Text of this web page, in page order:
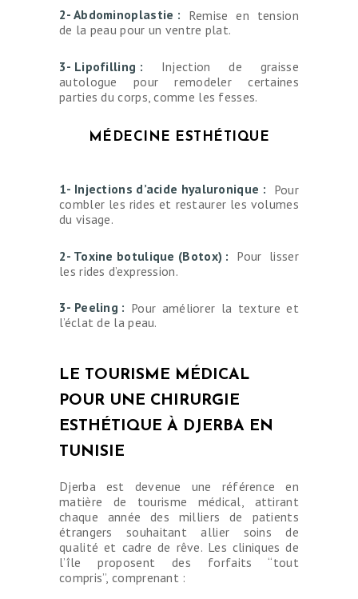
2- Abdominoplastie : Remise en tension
de la peau pour un ventre plat.
3- Lipofilling : Injection de graisse
autologue pour remodeler certaines
parties du corps, comme les fesses.
MÉDECINE ESTHÉTIQUE
1- Injections d’acide hyaluronique : Pour
combler les rides et restaurer les volumes
du visage.
2- Toxine botulique (Botox) : Pour lisser
les rides d’expression.
3- Peeling : Pour améliorer la texture et
l’éclat de la peau.
LE TOURISME MÉDICAL
POUR UNE CHIRURGIE
ESTHÉTIQUE À DJERBA EN
TUNISIE
Djerba est devenue une référence en
matière de tourisme médical, attirant
chaque année des milliers de patients
étrangers souhaitant allier soins de
qualité et cadre de rêve. Les cliniques de
l’île proposent des forfaits “tout
compris”, comprenant :